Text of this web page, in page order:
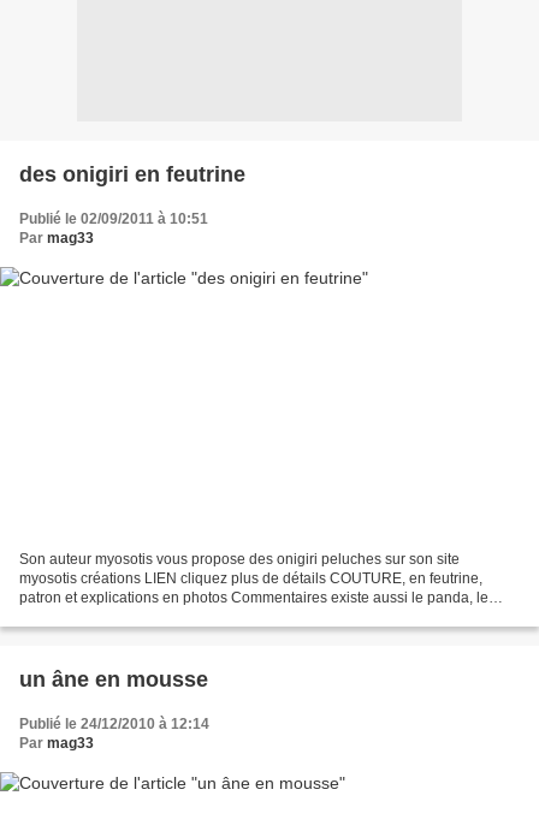
des onigiri en feutrine
Publié le 02/09/2011 à 10:51
Par mag33
Son auteur myosotis vous propose des onigiri peluches sur son site
myosotis créations LIEN cliquez plus de détails COUTURE, en feutrine,
patron et explications en photos Commentaires existe aussi le panda, le
un âne en mousse
Publié le 24/12/2010 à 12:14
Par mag33